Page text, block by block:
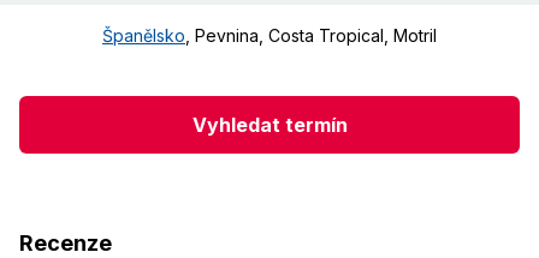
Španělsko Pevnina Costa Tropical Motril
Vyhledat termín
Recenze